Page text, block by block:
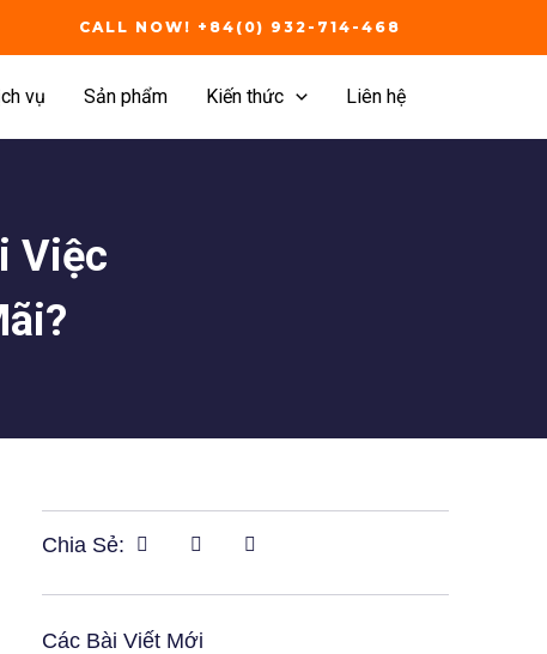
CALL NOW! +84(0) 932-714-468
vụ Sản phẩm Kiến thức Liên hệ
Việc
Chia Sẻ:
Các Bài Viết Mới